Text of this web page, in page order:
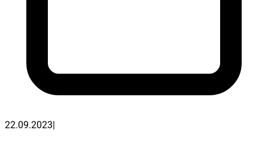
22.09.2023|